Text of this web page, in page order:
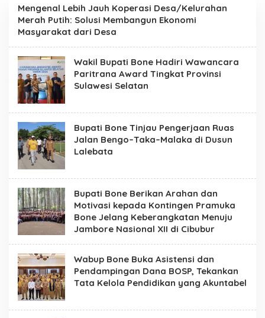
W
e
b
s
i
t
e
R
e
s
m
i
P
e
m
e
r
i
n
t
a
h
K
a
b
u
p
a
t
e
n
B
o
Mengenal Lebih Jauh Koperasi Desa/Kelurahan
Merah Putih: Solusi Membangun Ekonomi
Masyarakat dari Desa
Wakil Bupati Bone Hadiri Wawancara
Paritrana Award Tingkat Provinsi
Sulawesi Selatan
Bupati Bone Tinjau Pengerjaan Ruas
Jalan Bengo–Taka–Malaka di Dusun
Lalebata
Bupati Bone Berikan Arahan dan
Motivasi kepada Kontingen Pramuka
Bone Jelang Keberangkatan Menuju
Jambore Nasional XII di Cibubur
Wabup Bone Buka Asistensi dan
Pendampingan Dana BOSP, Tekankan
Tata Kelola Pendidikan yang Akuntabel